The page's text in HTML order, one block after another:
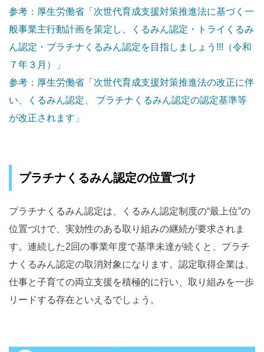
参考：厚生労働省「次世代育成支援対策推進法に基づく一
般事業主行動計画を策定し、くるみん認定・トライくるみ
ん認定・プラチナくるみん認定を目指しましょう!!!（令和
７年３月）」
参考：厚生労働省「次世代育成支援対策推進法の改正に伴
い、くるみん認定、 プラチナくるみん認定の認定基準等
が改正されます」
プラチナくるみん認定の位置づけ
プラチナくるみん認定は、くるみん認定制度の“最上位”の
位置づけで、実効性のある取り組みの継続が要求されま
す。連続した2回の事業年度で基準未達が続くと、プラチ
ナくるみん認定の取消対象になります。認定取得企業は、
仕事と子育ての両立支援を積極的に行い、取り組みを一歩
リードする存在といえるでしょう。